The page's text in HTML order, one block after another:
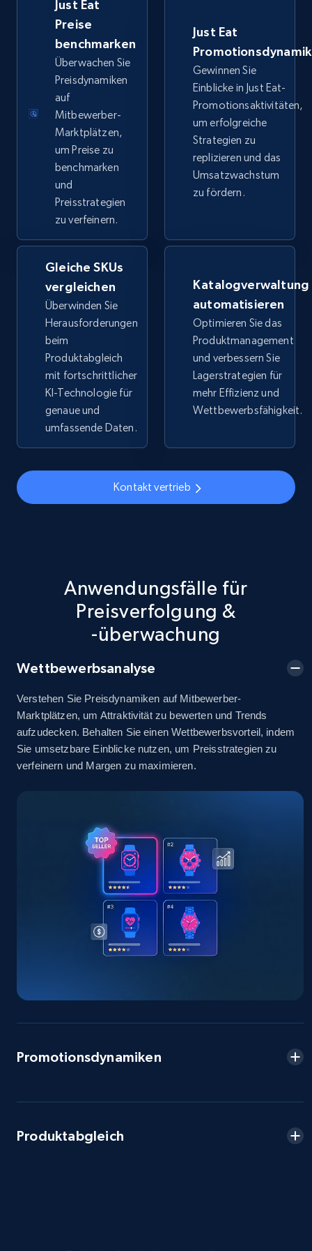
price, Final price, Discount percent, and more.
5.4K+ 668+ Jetzt anfangen
TikTok Shop - category
URL, Title, Available, Description, Currency, Initial
price, Final price, Discount percent, and more.
5.4K+ Jetzt anfangen
by keywords search
URL, Title, Available, Description, Currency, Initial
price, Final price, Discount percent, and more.
TikTok Shop - discover records by shop url
668+ Jetzt anfangen
Seller id, URL, Seller name, Description, Detailed
info, Stars, Feedbacks, Return policy, and more.
378+ Jetzt anfangen
eBay
URL, Product id, Title, Seller name, Seller rating,
Seller reviews, Breadcrumbs, Root category, and
more.
Jetzt anfangen
eBay - Gather data on products using
specified keywords
URL, Product id, Title, Seller name, Seller rating,
Seller reviews, Breadcrumbs, Root category, and
URL, Product id, Title, Seller name, Seller rating,
Just Eat
Preise
benchmarken
Überwachen Sie
Preisdynamiken
auf
Mitbewerber-
Marktplätzen,
um Preise zu
benchmarken
und
Preisstrategien
zu verfeinern.
Just Eat
Gewinnen Sie
Einblicke in Just Eat-
Promotionsaktivitäten,
um erfolgreiche
Strategien zu
replizieren und das
Umsatzwachstum
zu fördern.
Gleiche SKUs
vergleichen
Überwinden Sie
Herausforderungen
beim
Produktabgleich
mit fortschrittlicher
KI-Technologie für
genaue und
umfassende Daten.
Katalogverwaltung
automatisieren
Optimieren Sie das
Produktmanagement
und verbessern Sie
Lagerstrategien für
mehr Effizienz und
Wettbewerbsfähigkeit.
Kontakt vertrieb
Anwendungsfälle für
Preisverfolgung &
-überwachung
Wettbewerbsanalyse
Verstehen Sie Preisdynamiken auf Mitbewerber-
Marktplätzen, um Attraktivität zu bewerten und Trends
aufzudecken. Behalten Sie einen Wettbewerbsvorteil, indem
Sie umsetzbare Einblicke nutzen, um Preisstrategien zu
verfeinern und Margen zu maximieren.
Promotionsdynamiken
Produktabgleich